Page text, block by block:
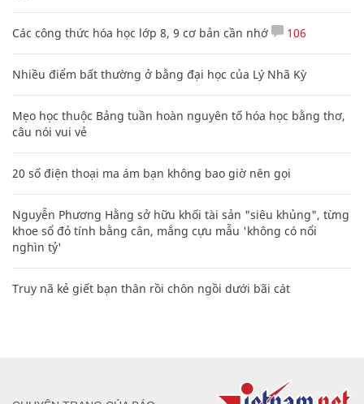
Các công thức hóa học lớp 8, 9 cơ bản cần nhớ 106
Nhiều điểm bất thường ở bằng đại học của Lý Nhã Kỳ
Mẹo học thuộc Bảng tuần hoàn nguyên tố hóa học bằng thơ,
câu nói vui vẻ
20 số điện thoại ma ám bạn không bao giờ nên gọi
Nguyễn Phương Hằng sở hữu khối tài sản "siêu khủng", từng
khoe sổ đỏ tính bằng cân, mắng cựu mẫu 'không có nổi
nghìn tỷ'
Truy nã kẻ giết bạn thân rồi chôn ngồi dưới bãi cát